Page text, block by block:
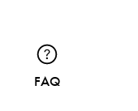
FAQ